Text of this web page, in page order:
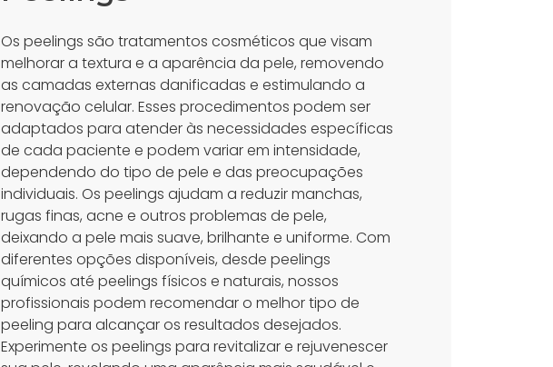
Os peelings são tratamentos cosméticos que visam
melhorar a textura e a aparência da pele, removendo
as camadas externas danificadas e estimulando a
renovação celular. Esses procedimentos podem ser
adaptados para atender às necessidades específicas
de cada paciente e podem variar em intensidade,
dependendo do tipo de pele e das preocupações
individuais. Os peelings ajudam a reduzir manchas,
rugas finas, acne e outros problemas de pele,
deixando a pele mais suave, brilhante e uniforme. Com
diferentes opções disponíveis, desde peelings
químicos até peelings físicos e naturais, nossos
profissionais podem recomendar o melhor tipo de
peeling para alcançar os resultados desejados.
Experimente os peelings para revitalizar e rejuvenescer